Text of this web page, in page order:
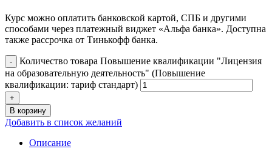
Курс можно оплатить банковской картой, СПБ и другими
способами через платежный виджет «Альфа банка». Доступна
также рассрочка от Тинькофф банка.
Количество товара Повышение квалификации "Лицензия
на образовательную деятельность" (Повышение
квалификации: тариф стандарт)
В корзину
Добавить в список желаний
Описание